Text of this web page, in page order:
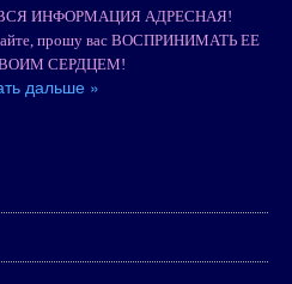
ВСЯ ИНФОРМАЦИЯ АДРЕСНАЯ!
прошу вас ВОСПРИНИМАТЬ ЕЕ
СЕРДЦЕМ!
дальше »